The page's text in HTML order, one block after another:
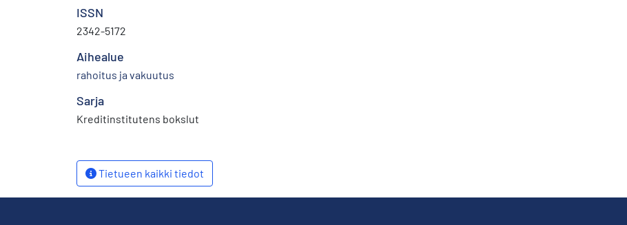
ISSN
2342-5172
Aihealue
rahoitus ja vakuutus
Sarja
Kreditinstitutens bokslut
Tietueen kaikki tiedot